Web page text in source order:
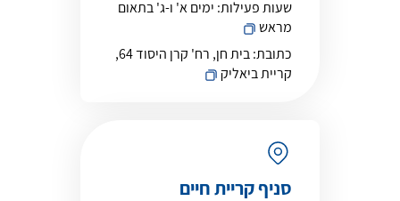
שעות פעילות: ימים א' ו-ג' בתאום
מראש
כתובת:
בית חן, רח' קרן היסוד 64,
קריית ביאליק
סניף קריית חיים